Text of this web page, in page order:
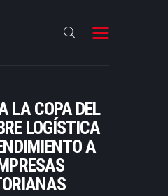
LA COPA DEL
LOGÍSTICA
A